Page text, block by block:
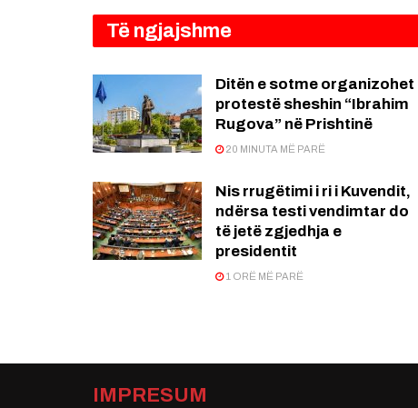
Të ngjajshme
Ditën e sotme organizohet
protestë sheshin “Ibrahim
Rugova” në Prishtinë
20 MINUTA MË PARË
Nis rrugëtimi i ri i Kuvendit,
ndërsa testi vendimtar do
të jetë zgjedhja e
presidentit
1 ORË MË PARË
IMPRESUM